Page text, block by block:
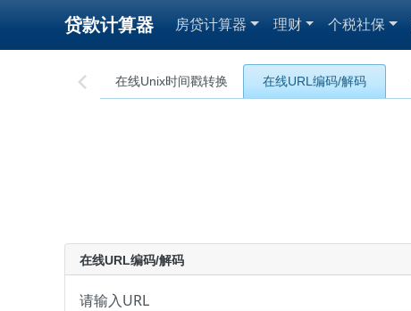
贷款计算器 房贷计算器 理财 个税社保
 在线Unix时间戳转换 在线URL编码/解码
在线URL编码/解码
请输入URL